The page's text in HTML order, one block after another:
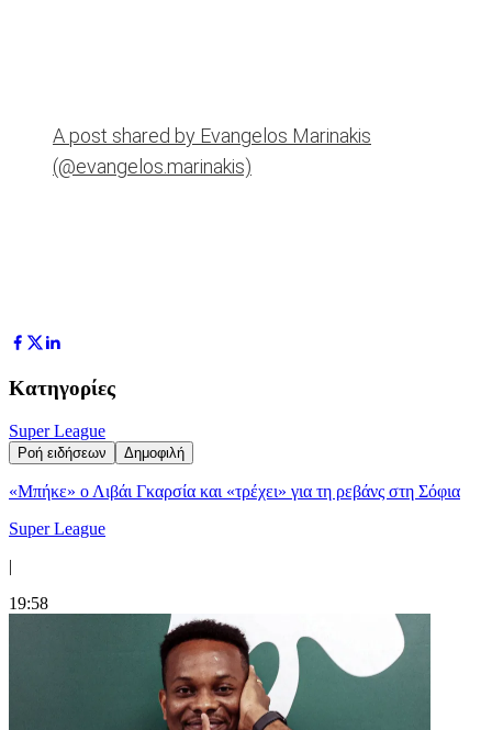
A post shared by Evangelos Marinakis
(@evangelos.marinakis)
Κατηγορίες
Super League
Ροή ειδήσεων Δημοφιλή
«Μπήκε» ο Λιβάι Γκαρσία και «τρέχει» για τη ρεβάνς στη Σόφια
Super League
|
19:58